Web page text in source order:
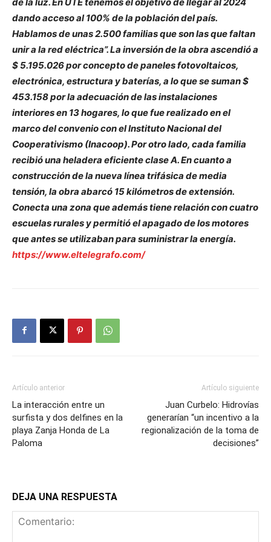
dando acceso al 100% de la población del país.
Hablamos de unas 2.500 familias que son las que faltan
unir a la red eléctrica”. La inversión de la obra ascendió a
$ 5.195.026 por concepto de paneles fotovoltaicos,
electrónica, estructura y baterías, a lo que se suman $
453.158 por la adecuación de las instalaciones
interiores en 13 hogares, lo que fue realizado en el
marco del convenio con el Instituto Nacional del
Cooperativismo (Inacoop). Por otro lado, cada familia
recibió una heladera eficiente clase A. En cuanto a
construcción de la nueva línea trifásica de media
tensión, la obra abarcó 15 kilómetros de extensión.
Conecta una zona que además tiene relación con cuatro
escuelas rurales y permitió el apagado de los motores
que antes se utilizaban para suministrar la energía.
https://www.eltelegrafo.com/
Artículo anterior
La interacción entre un
surfista y dos delfines en la
playa Zanja Honda de La
Paloma
Artículo siguiente
Juan Curbelo: Hidrovías
generarían “un incentivo a la
regionalización de la toma de
decisiones”
DEJA UNA RESPUESTA